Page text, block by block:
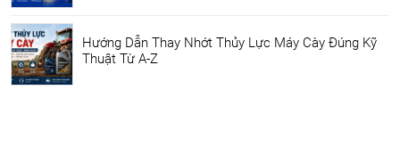
Hướng Dẫn Thay Nhớt Thủy Lực Máy Cày Đúng Kỹ
Thuật Từ A-Z